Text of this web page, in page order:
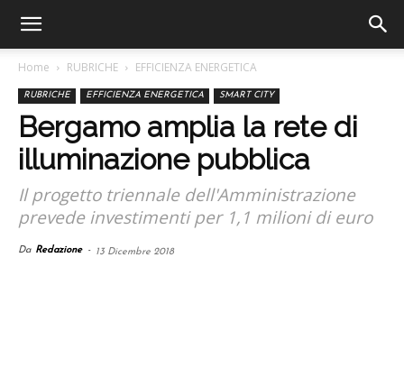
Home RUBRICHE EFFICIENZA ENERGETICA
RUBRICHE EFFICIENZA ENERGETICA SMART CITY
Bergamo amplia la rete di
illuminazione pubblica
Il progetto triennale dell'Amministrazione
prevede investimenti per 1,1 milioni di euro
Da Redazione - 13 Dicembre 2018